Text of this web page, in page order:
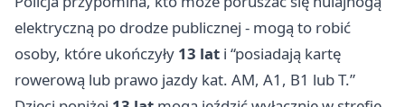
elektryczną po drodze publicznej - mogą to robić
osoby, które ukończyły 13 lat i “posiadają kartę
rowerową lub prawo jazdy kat. AM, A1, B1 lub T.”